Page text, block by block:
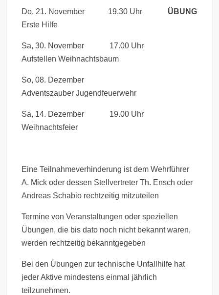
Do, 21. November 19.30 Uhr ÜBUNG
Erste Hilfe
Sa, 30. November 17.00 Uhr
Aufstellen Weihnachtsbaum
So, 08. Dezember
Adventszauber Jugendfeuerwehr
Sa, 14. Dezember 19.00 Uhr
Weihnachtsfeier
Eine Teilnahmeverhinderung ist dem Wehrführer
A. Mick oder dessen Stellvertreter Th. Ensch oder
Andreas Schabio rechtzeitig mitzuteilen
Termine von Veranstaltungen oder speziellen
Übungen, die bis dato noch nicht bekannt waren,
werden rechtzeitig bekanntgegeben
Bei den Übungen zur technische Unfallhilfe hat
jeder Aktive mindestens einmal jährlich
teilzunehmen.